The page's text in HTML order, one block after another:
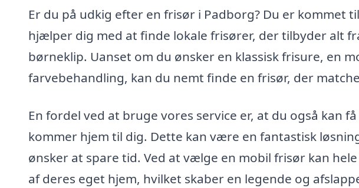
Er du på udkig efter en frisør i Padborg? Du er kommet
hjælper dig med at finde lokale frisører, der tilbyder alt
børneklip. Uanset om du ønsker en klassisk frisure, en
farvebehandling, kan du nemt finde en frisør, der
En fordel ved at bruge vores service er, at du også kan
kommer hjem til dig. Dette kan være en fantastisk
ønsker at spare tid. Ved at vælge en mobil frisør kan
af deres eget hjem, hvilket skaber en legende og